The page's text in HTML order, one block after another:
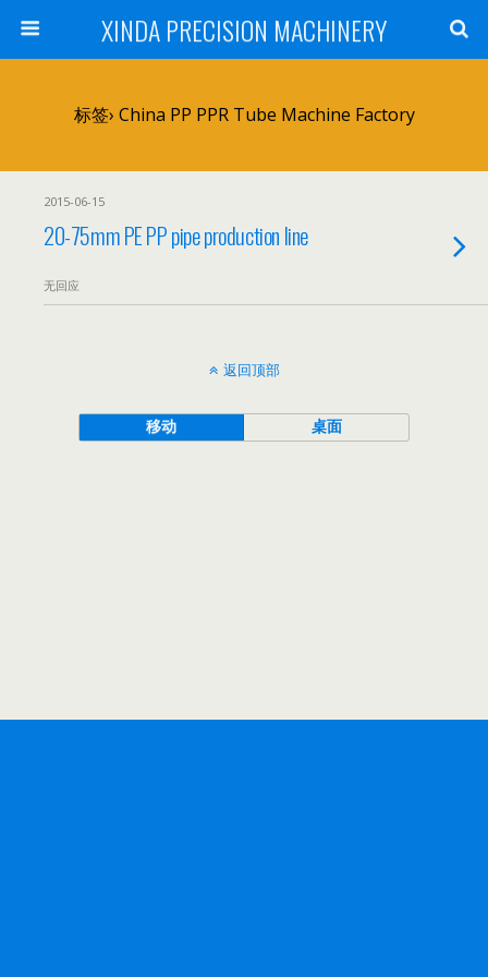
XINDA PRECISION MACHINERY
标签› China PP PPR Tube Machine Factory
2015-06-15
20-75mm PE PP pipe production line
无回应
返回顶部
移动 桌面